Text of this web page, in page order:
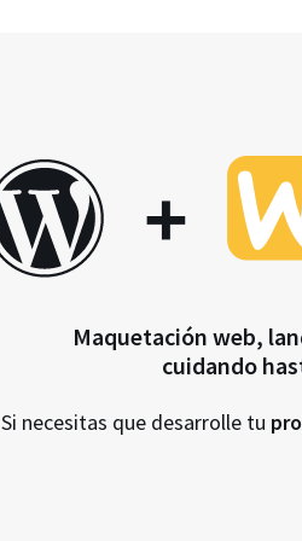
+
Maquetación web,
cuidando
Si necesitas que desarrolle tu